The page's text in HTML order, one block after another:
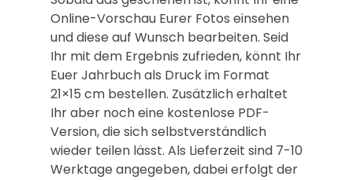
Online-Vorschau Eurer Fotos einsehen
und diese auf Wunsch bearbeiten. Seid
Ihr mit dem Ergebnis zufrieden, könnt Ihr
Euer Jahrbuch als Druck im Format
21×15 cm bestellen. Zusätzlich erhaltet
Ihr aber noch eine kostenlose PDF-
Version, die sich selbstverständlich
wieder teilen lässt. Als Lieferzeit sind 7-10
Werktage angegeben, dabei erfolgt der